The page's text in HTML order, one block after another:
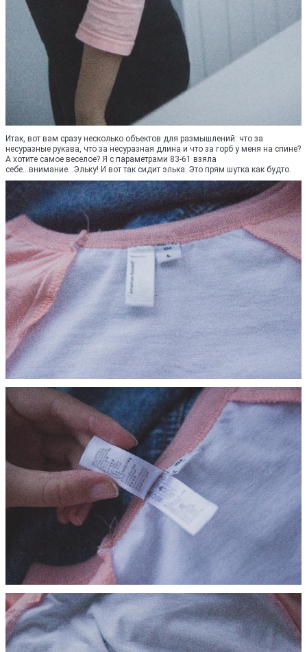
Итак, вот вам сразу несколько объектов для размышлений: что за
несуразные рукава, что за несуразная длина и что за горб у меня на спине?
А хотите самое веселое? Я с параметрами 83-61 взяла
себе...внимание...Эльку! И вот так сидит элька. Это прям шутка как будто.